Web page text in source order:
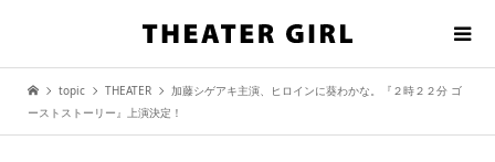
topic THEATER
加藤シゲアキ主演、ヒロインに葵わかな。『２時２２分 ゴ
ーストストーリー』上演決定！